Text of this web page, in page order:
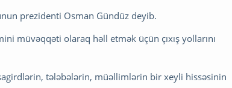
prezidenti Osman Gündüz deyib.
müvəqqəti olaraq həll etmək üçün çıxış yollarını
tələbələrin, müəllimlərin bir xeyli hissəsinin